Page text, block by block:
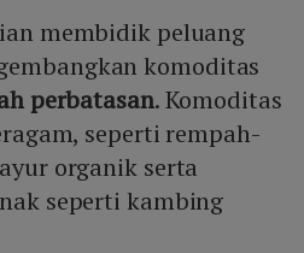
membidik peluang
komoditas
perbatasan. Komoditas
seperti rempah-
organik serta
seperti kambing